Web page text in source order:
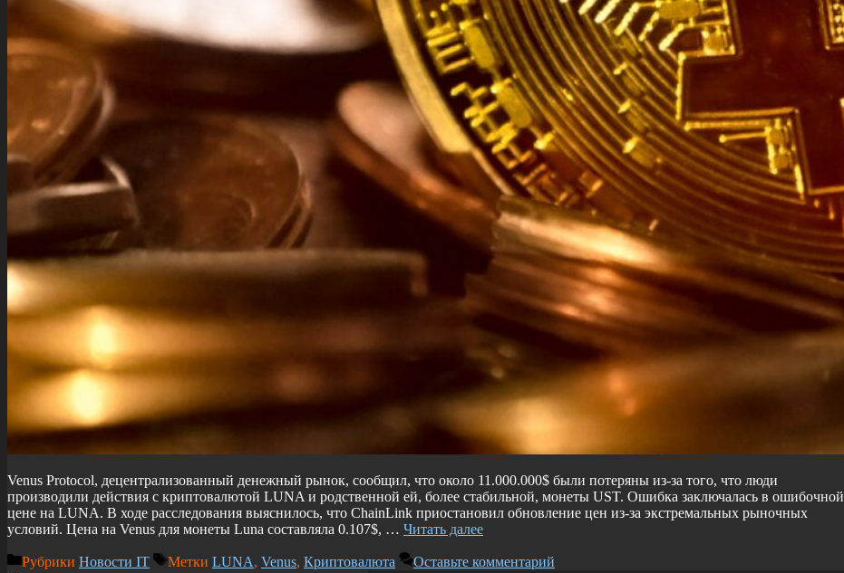
Venus Protocol, децентрализованный денежный рынок, сообщил, что около 11.000.000$ были потеряны из-за того, что люди
производили действия с криптовалютой LUNA и родственной ей, более стабильной, монеты UST. Ошибка заключалась в ошибочной
цене на LUNA. В ходе расследования выяснилось, что ChainLink приостановил обновление цен из-за экстремальных рыночных
условий. Цена на Venus для монеты Luna составляла 0.107$, … Читать далее
Рубрики Новости IT Метки LUNA, Venus, Криптовалюта
Оставьте комментарий